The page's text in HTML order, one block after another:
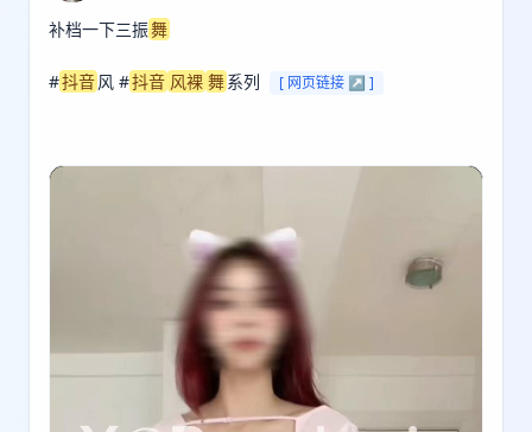
补档一下三振舞
#抖音风 #抖音 风裸 舞系列 [ 网页链接 ↗ ]